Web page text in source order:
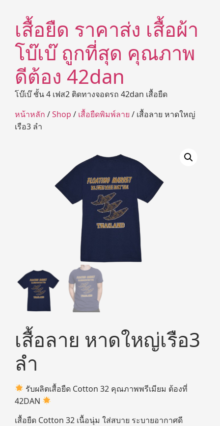
เสื้อยืด ราคาส่ง เสื้อผ้า
โบ๊เบ๊ ถูกที่สุด คุณภาพ
ดีต้อง 42dan
โบ๊เบ๊ ชั้น 4 เฟส2 ติดทางจอดรถ 42dan เสื้อยืด
หน้าหลัก /Shop / เสื้อยืดพิมพ์ลาย / เสื้อลาย หาดใหญ่
เรือ3 ลำ
เสื้อลาย หาดใหญ่เรือ3
ลำ
รับผลิตเสื้อยืด Cotton 32 คุณภาพพรีเมียม ต้องที่
42DAN
เสื้อยืด Cotton 32 เนื้อนุ่ม ใส่สบาย ระบายอากาศดี